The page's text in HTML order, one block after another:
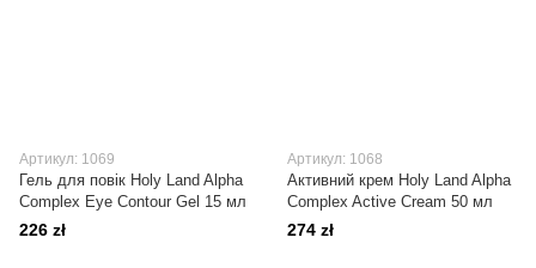
Артикул: 1069
Гель для повік Holy Land Alpha
Complex Eye Contour Gel 15 мл
226 zł
Артикул: 1068
Активний крем Holy Land Alpha
Complex Active Cream 50 мл
274 zł